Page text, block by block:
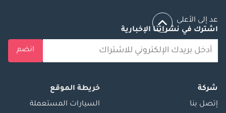
عد إلى الأعلى
اشترك في نشراتنا الإخبارية
انضم
شركة
إتصل بنا
خريطة الموقع
السيارات المستعملة